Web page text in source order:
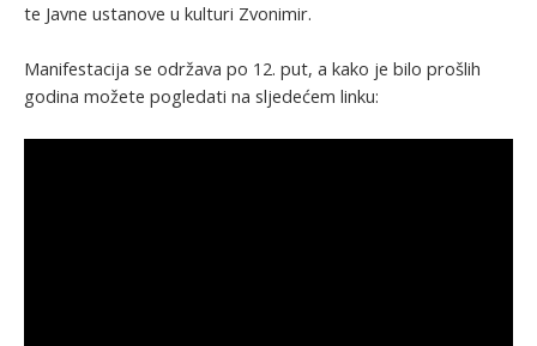
te Javne ustanove u kulturi Zvonimir.
Manifestacija se održava po 12. put, a kako je bilo prošlih
godina možete pogledati na sljedećem linku: